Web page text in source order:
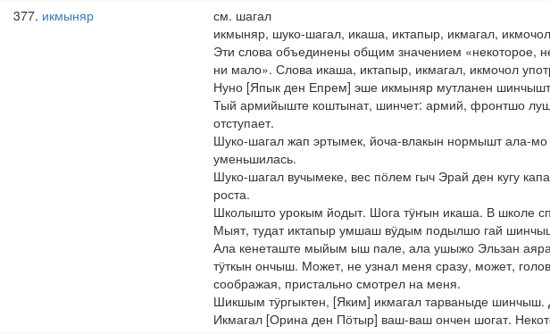
377 икмыняр
см. шагал
икмыняр, шуко-шагал, икаша, иктапыр, икмагал, икмочол
Эти слова объединены общим значением «некоторое,
ни мало». Слова икаша, иктапыр, икмагал, икмочол
Нуно [Япык ден Епрем] эше икмыняр мутланен
Тый армийыште коштынат, шинчет: армий, фронтшо
отступает.
Шуко-шагал жап эртымек, йоча-влакын нормышт ала-
уменьшилась.
Шуко-шагал вучымеке, вес пӧлем гыч Эрай ден кугу
роста.
Школышто урокым йодыт. Шога тӱҥын икаша. В школе
Мыят, тудат иктапыр умшаш вӱдым подылшо гай
Ала кенеташте мыйым ыш пале, ала ушыжо Эльзан
тӱткын ончыш. Может, не узнал меня сразу, может,
соображая, пристально смотрел на меня.
Шикшым тӱргыктен, [Яким] икмагал тарваныде шинчыш.
Икмагал [Орина ден Пӧтыр] ваш-ваш ончен шогат.